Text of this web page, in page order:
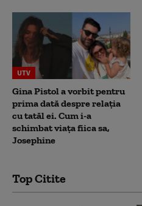
UTV
Gina Pistol a vorbit pentru
prima dată despre relația
cu tatăl ei. Cum i-a
schimbat viața fiica sa,
Josephine
Top Citite